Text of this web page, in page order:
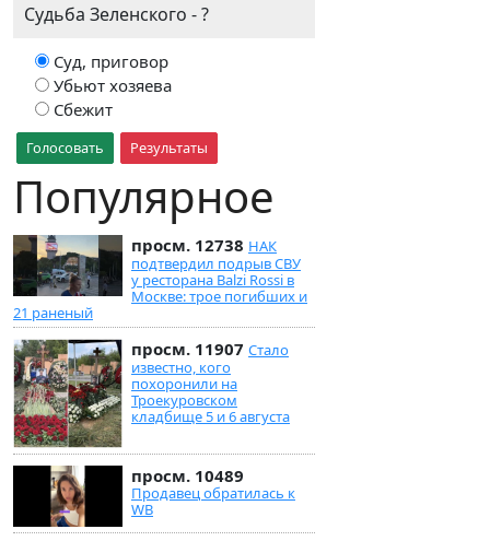
Судьба Зеленского - ?
Суд, приговор
Убьют хозяева
Сбежит
Голосовать Результаты
Популярное
просм. 12738 НАК
подтвердил подрыв СВУ
у ресторана Balzi Rossi в
Москве: трое погибших и
21 раненый
просм. 11907 Стало
известно, кого
похоронили на
Троекуровском
кладбище 5 и 6 августа
просм. 10489
Продавец обратилась к
WB